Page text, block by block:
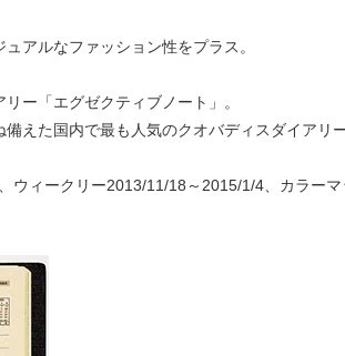
アルなファッション性をプラス。
ー「エグゼクティブノート」。
えた国内で最も人気のクオバディスダイアリー
ィークリー2013/11/18～2015/1/4、カラーマ